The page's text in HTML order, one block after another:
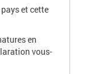
et cette
en
vous-